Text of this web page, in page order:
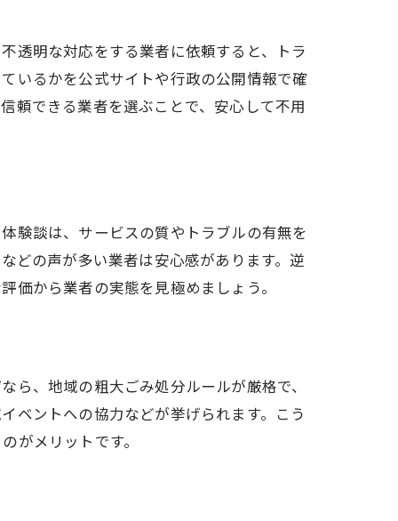
透明な対応をする業者に依頼すると、トラ
いるかを公式サイトや行政の公開情報で確
頼できる業者を選ぶことで、安心して不用
験談は、サービスの質やトラブルの有無を
どの声が多い業者は安心感があります。逆
価から業者の実態を見極めましょう。
ら、地域の粗大ごみ処分ルールが厳格で、
ベントへの協力などが挙げられます。こう
がメリットです。